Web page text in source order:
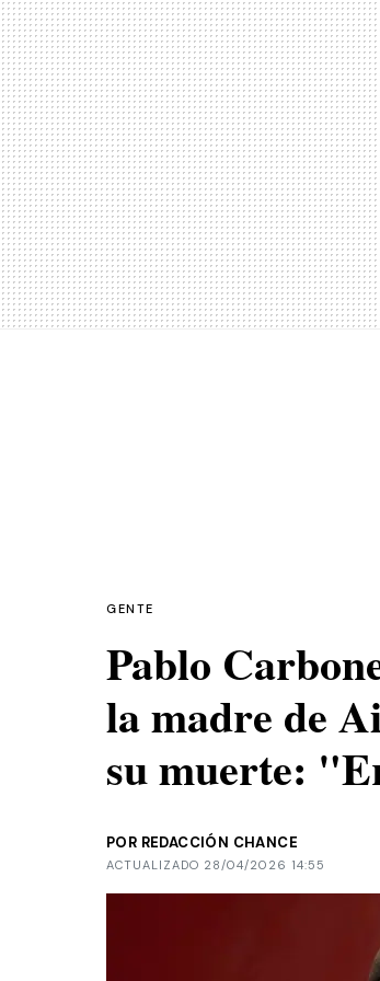
GENTE
Pablo
la madre de
su muerte:
POR REDACCIÓN CHANCE
ACTUALIZADO 28/04/2026 14:55